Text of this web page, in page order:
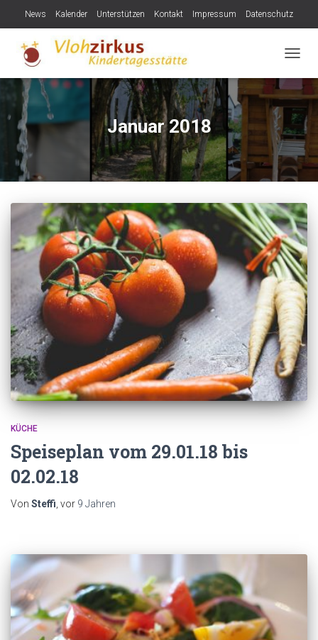
News Kalender Unterstützen Kontakt Impressum Datenschutz
Januar 2018
KÜCHE
Speiseplan vom 29.01.18 bis
02.02.18
Von Steffi , vor 9 Jahren